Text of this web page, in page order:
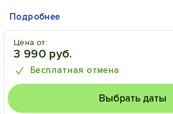
Подробнее
Цена от:
3 990 руб.
Бесплатная отмена
Выбрать даты